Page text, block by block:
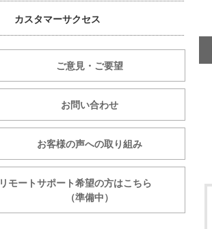
カスタマーサクセス
ご意見・ご要望
お問い合わせ
お客様の声への取り組み
リモートサポート希望の方はこちら
（準備中）